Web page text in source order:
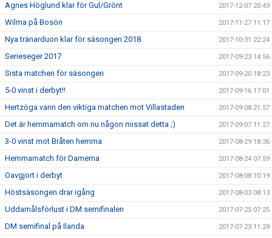
Agnes Höglund klar för Gul/Grönt 2017-12-07 20:49
Wilma på Bosön 2017-11-27 11:17
Nya tränarduon klar för säsongen 2018. 2017-10-31 22:24
Serieseger 2017 2017-09-23 14:56
Sista matchen för säsongen 2017-09-20 18:23
5-0 vinst i derbyt!! 2017-09-16 17:01
Hertzöga vann den viktiga matchen mot Villastaden 2017-09-08 21:57
Det är hemmamatch om nu någon missat detta ;) 2017-09-07 11:27
3-0 vinst mot Bråten hemma 2017-08-29 18:36
Hemmamatch för Damerna 2017-08-24 07:59
Oavgjort i derbyt 2017-08-08 10:19
Höstsäsongen drar igång 2017-08-03 08:13
Uddamålsförlust i DM semifinalen 2017-07-25 07:25
DM semifinal på Ilanda 2017-07-23 11:29